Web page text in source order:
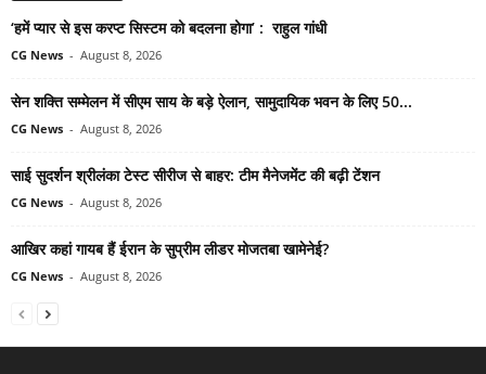
‘हमें प्यार से इस करप्ट सिस्टम को बदलना होगा’ : राहुल गांधी
CG News - August 8, 2026
सेन शक्ति सम्मेलन में सीएम साय के बड़े ऐलान, सामुदायिक भवन के लिए 50...
CG News - August 8, 2026
साई सुदर्शन श्रीलंका टेस्ट सीरीज से बाहर: टीम मैनेजमेंट की बढ़ी टेंशन
CG News - August 8, 2026
आखिर कहां गायब हैं ईरान के सुप्रीम लीडर मोजतबा खामेनेई?
CG News - August 8, 2026